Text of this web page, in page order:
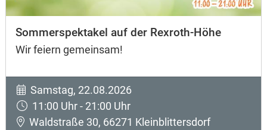
Sommerspektakel auf der Rexroth-Höhe
Wir feiern gemeinsam!
Samstag, 22.08.2026
11:00 Uhr - 21:00 Uhr
Waldstraße 30, 66271 Kleinblittersdorf